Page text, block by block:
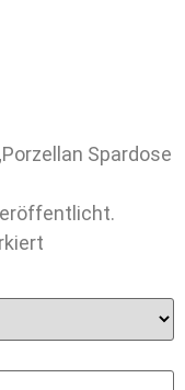
Spardose